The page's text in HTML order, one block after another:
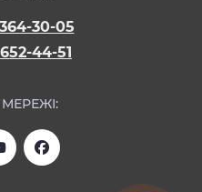
30-05
44-51